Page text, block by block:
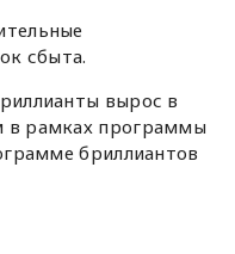
сбыта.
вырос в
в рамках программы
бриллиантов